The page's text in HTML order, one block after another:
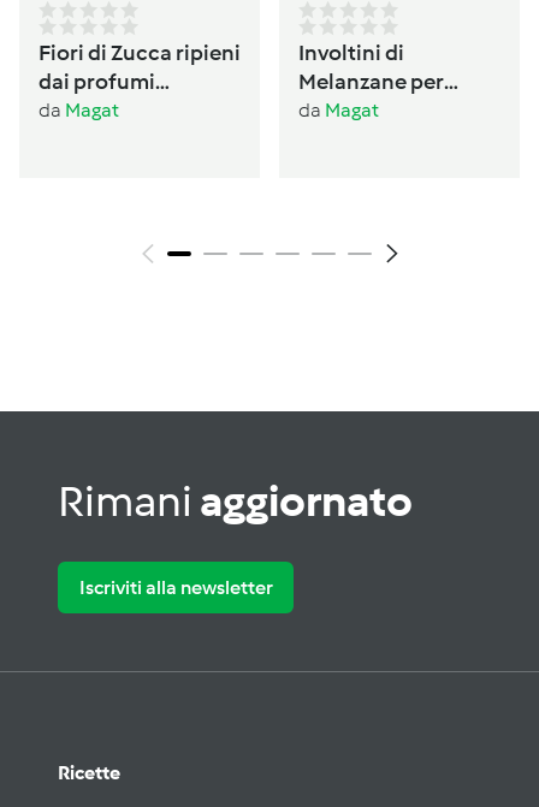
Fiori di Zucca ripieni
dai profumi
Ogliastrini
da Magat
Involtini di
Melanzane per
antipasto /conserva
da Magat
Rimani aggiornato
Iscriviti alla newsletter
Ricette